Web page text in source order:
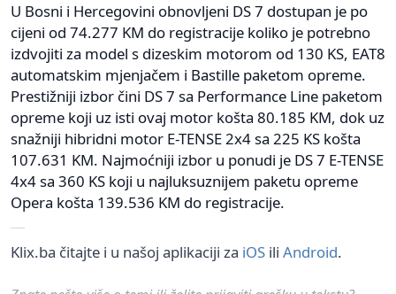
U Bosni i Hercegovini obnovljeni DS 7 dostupan je po
cijeni od 74.277 KM do registracije koliko je potrebno
izdvojiti za model s dizeskim motorom od 130 KS, EAT8
automatskim mjenjačem i Bastille paketom opreme.
Prestižniji izbor čini DS 7 sa Performance Line paketom
opreme koji uz isti ovaj motor košta 80.185 KM, dok uz
snažniji hibridni motor E-TENSE 2x4 sa 225 KS košta
107.631 KM. Najmoćniji izbor u ponudi je DS 7 E-TENSE
4x4 sa 360 KS koji u najluksuznijem paketu opreme
Opera košta 139.536 KM do registracije.
Klix.ba čitajte i u našoj aplikaciji za iOS ili Android.